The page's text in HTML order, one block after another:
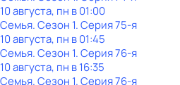
10 августа, пн в 01:00
Семья. Сезон 1. Серия 75-я
10 августа, пн в 01:45
Семья. Сезон 1. Серия 76-я
10 августа, пн в 16:35
Семья. Сезон 1. Серия 76-я